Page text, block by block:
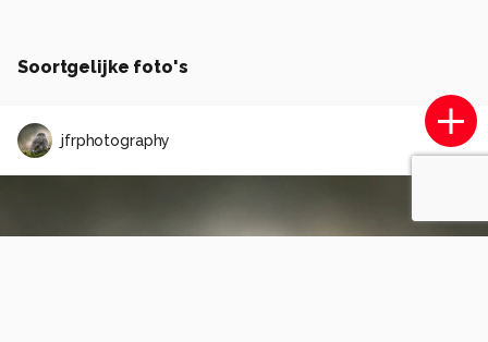
Soortgelijke foto's
jfrphotography